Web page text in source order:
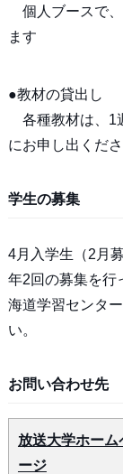
個人ブースで、
ます
●教材の貸出し
各種教材は、1
にお申し出くださ
学生の募集
4月入学生（2月
年2回の募集を行
海道学習センタ
い。
お問い合わせ先
放送大学ホーム
ージ